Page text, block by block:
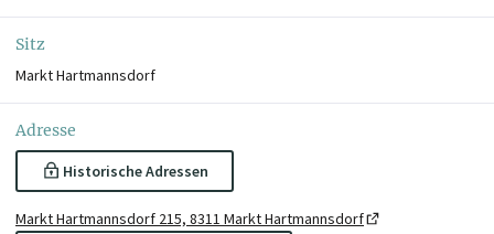
Sitz
Markt Hartmannsdorf
Adresse
Historische Adressen
Markt Hartmannsdorf 215, 8311 Markt Hartmannsdorf